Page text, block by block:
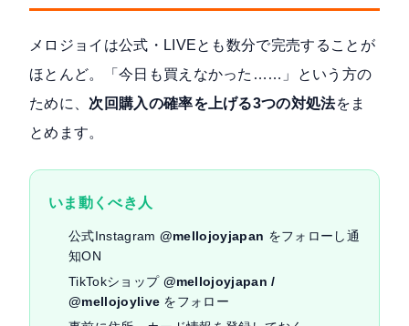
メロジョイは公式・LIVEとも数分で完売することが
ほとんど。「今日も買えなかった……」という方の
ために、 次回購入の確率を上げる3つの対処法をま
とめます。
いま動くべき人
公式Instagram @mellojoyjapan をフォローし通
知ON
TikTokショップ @mellojoyjapan /
@mellojoylive をフォロー